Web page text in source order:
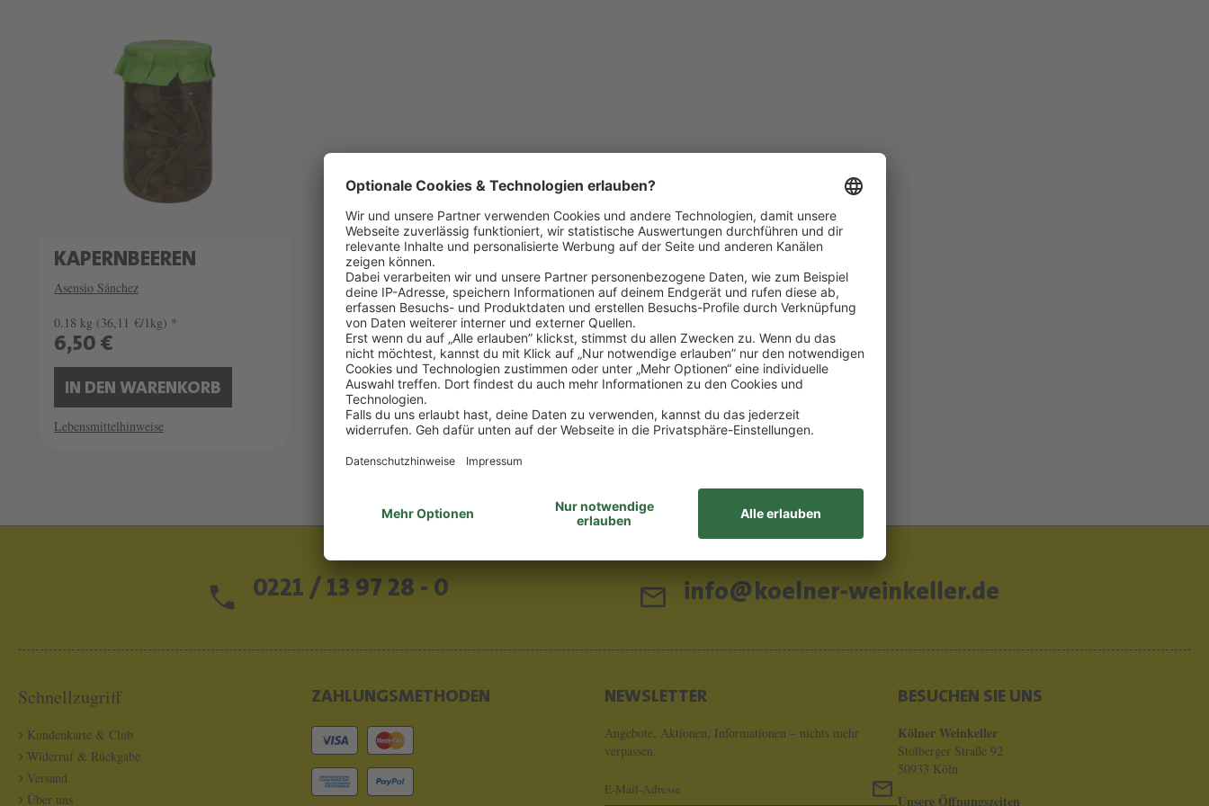
KAPERNBEEREN
Asensio Sánchez
0.18 kg (36,11 €/1kg) *
6,50 €
IN DEN WARENKORB
Lebensmittelhinweise
0221 / 13 97 28 - 0 info@koelner-weinkeller.de
Schnellzugriff
Kundenkarte & Club
Widerruf & Rückgabe
Versand
Über uns
ZAHLUNGSMETHODEN NEWSLETTER
Angebote, Aktionen, Informationen – nichts mehr
verpassen.
BESUCHEN SIE UNS
Kölner Weinkeller
Stolberger Straße 92
50933 Köln
Unsere Öffnungszeiten